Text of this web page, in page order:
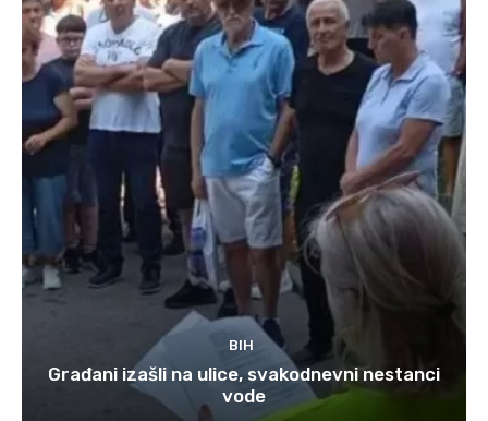
BIH
Građani izašli na ulice, svakodnevni nestanci
vode